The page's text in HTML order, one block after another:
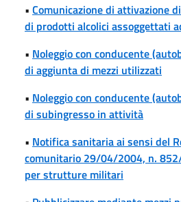
• Comunicazione di attivazione
di prodotti alcolici assoggettati
• Noleggio con conducente
di aggiunta di mezzi utilizzati
• Noleggio con conducente
di subingresso in attività
• Notifica sanitaria ai sensi del
comunitario 29/04/2004, n.
per strutture militari